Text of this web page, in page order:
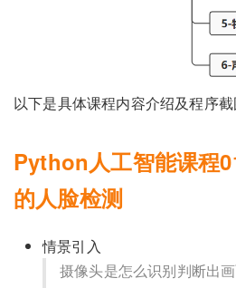
以下是具体课程内容介绍及程序截
Python人工智能课程
的人脸检测
情景引入
摄像头是怎么识别判断出